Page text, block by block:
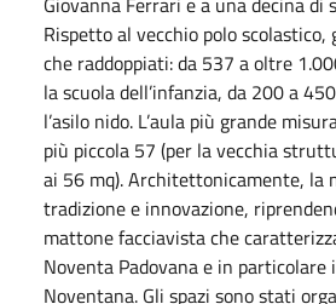
Rispetto al vecchio polo scolastico,
che raddoppiati: da 537 a oltre
la scuola dell’infanzia, da 200 a
l’asilo nido. L’aula più grande
più piccola 57 (per la vecchia
ai 56 mq). Architettonicamente, la
tradizione e innovazione,
mattone facciavista che
Noventa Padovana e in particolare
Noventana. Gli spazi sono stati